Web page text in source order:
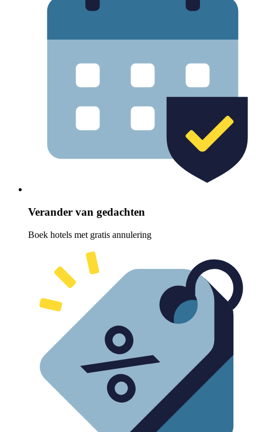
Verander van gedachten
Boek hotels met gratis annulering